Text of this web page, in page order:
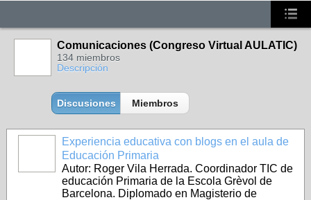
Comunicaciones (Congreso Virtual AULATIC)
134 miembros
Descripción
Discusiones Miembros
Experiencia educativa con blogs en el aula de
Educación Primaria
Autor: Roger Vila Herrada. Coordinador TIC de
educación Primaria de la Escola Grèvol de
Barcelona. Diplomado en Magisterio de